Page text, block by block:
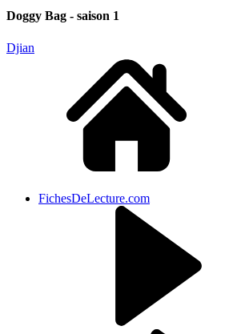
Doggy Bag - saison 1
Djian
FichesDeLecture.com